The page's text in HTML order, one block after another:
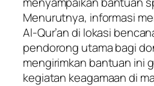
Menurutnya, informasi
Al-Qur’an di lokasi
pendorong utama bagi
mengirimkan bantuan ini
kegiatan keagamaan di